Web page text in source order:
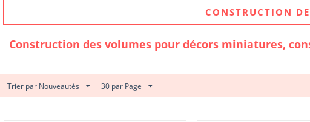
CONSTRUCTION
Construction des volumes pour décors miniatures,
Trier par Nouveautés 30 par Page